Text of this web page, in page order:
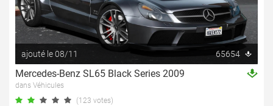
ajouté le 08/11 65654
Mercedes-Benz SL65 Black Series 2009
dans Véhicules
(123 votes)